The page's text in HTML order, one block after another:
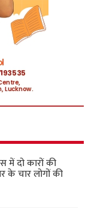
में दो कारों की
के चार लोगों की